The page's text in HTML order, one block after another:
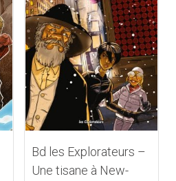
Bd les Explorateurs –
Une tisane à New-